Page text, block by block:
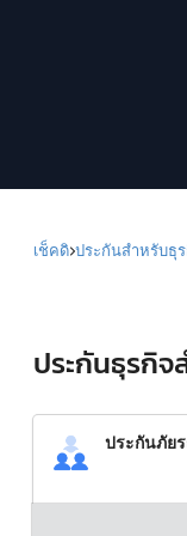
เช็คดิ ประกันสำหรับธุ
ประกันธุรกิ
ประกันภัย